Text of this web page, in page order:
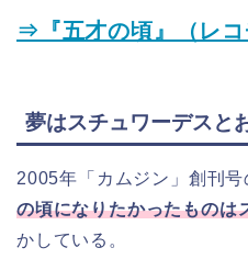
⇒『五才の頃』（レコ
夢はスチュワーデスと
2005年「カムジン」創刊
の頃になりたかったものは
かしている。